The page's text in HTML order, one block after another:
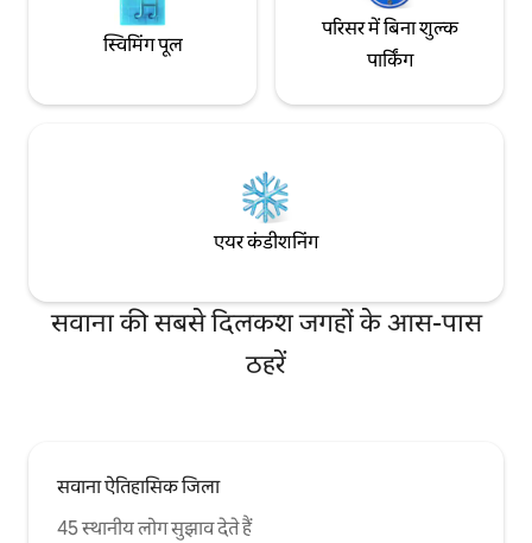
स्विमिंग पूल
परिसर में बिना शुल्क
पार्किंग
एयर कंडीशनिंग
सवाना की सबसे दिलकश जगहों के आस-पास
ठहरें
सवाना ऐतिहासिक जिला
45 स्थानीय लोग सुझाव देते हैं